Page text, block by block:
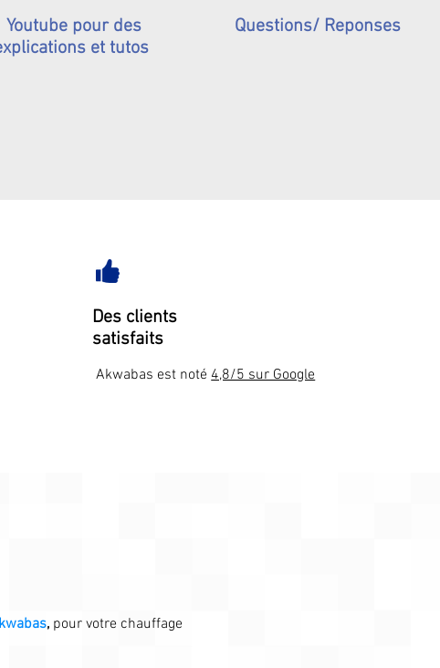
Youtube pour des
et tutos
Questions/ Reponses
Des clients
satisfaits
Akwabas est noté4,8/5 sur Google
, pour votre chauffage